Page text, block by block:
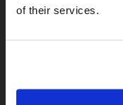
of their services.